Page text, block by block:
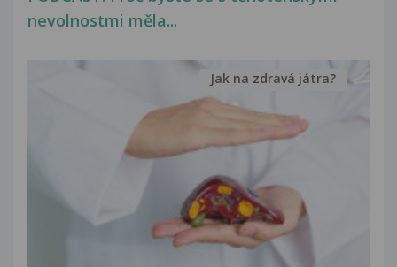
nevolnostmi měla...
Jak na zdravá játra?